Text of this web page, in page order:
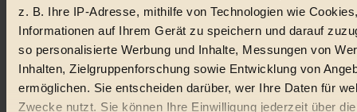
z. B. Ihre IP-Adresse, mithilfe von Technologien wie
Informationen auf Ihrem Gerät zu speichern und darauf
so personalisierte Werbung und Inhalte, Messungen von
Inhalten, Zielgruppenforschung sowie Entwicklung von
ermöglichen. Sie entscheiden darüber, wer Ihre Daten für
Zwecke nutzt. Sie können Ihre Einwilligung jederzeit über